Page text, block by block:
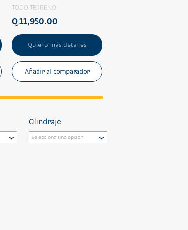
TODO TERRENO
Q 11,950.00
Quiero más detalles
Añadir al comparador
Cilindraje